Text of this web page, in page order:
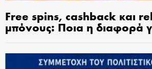
Free spins, cashback και
μπόνους: Ποια η διαφορά